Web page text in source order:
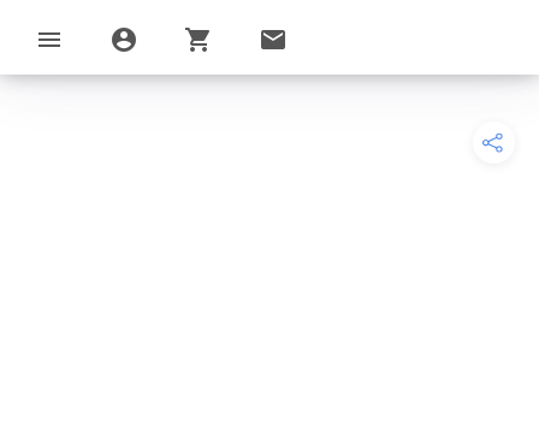
menu account_circle shopping_cart email